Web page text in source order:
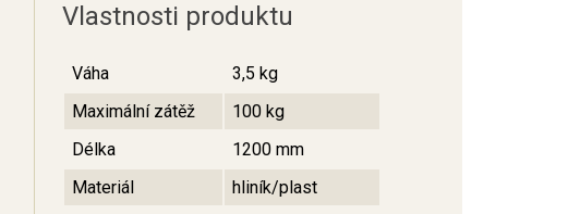
Vlastnosti produktu
Váha
3,5 kg
Maximální zátěž
100 kg
Délka
1200 mm
Materiál
hliník/plast